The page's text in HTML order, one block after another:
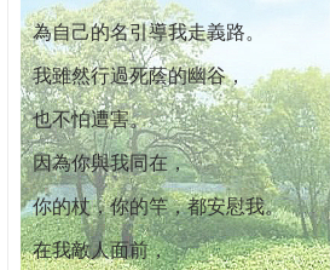
為自己的名引導我走義路。
我雖然行過死蔭的幽谷，
也不怕遭害。
因為你與我同在，
你的杖，你的竿，都安慰我。
在我敵人面前，